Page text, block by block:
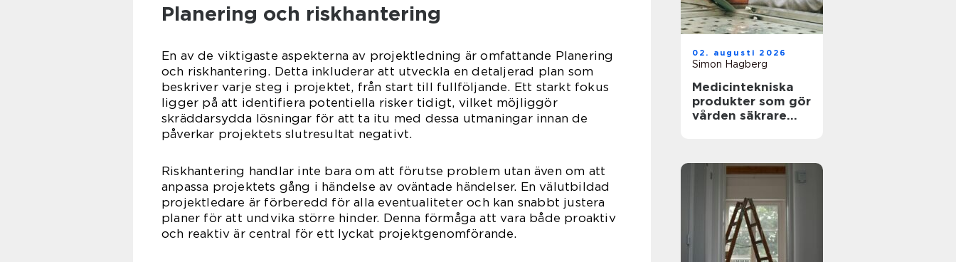
Planering och riskhantering
En av de viktigaste aspekterna av projektledning är omfattande Planering
och riskhantering. Detta inkluderar att utveckla en detaljerad plan som
beskriver varje steg i projektet, från start till fullföljande. Ett starkt fokus
ligger på att identifiera potentiella risker tidigt, vilket möjliggör
skräddarsydda lösningar för att ta itu med dessa utmaningar innan de
påverkar projektets slutresultat negativt.
Riskhantering handlar inte bara om att förutse problem utan även om att
anpassa projektets gång i händelse av oväntade händelser. En välutbildad
projektledare är förberedd för alla eventualiteter och kan snabbt justera
planer för att undvika större hinder. Denna förmåga att vara både proaktiv
och reaktiv är central för ett lyckat projektgenomförande.
02. augusti 2026
Simon Hagberg
Medicintekniska
produkter som gör
vården säkrare